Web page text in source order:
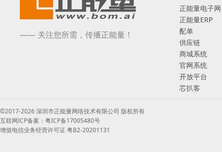
—— 关注您所需，传播正能量！
正能量电子网
正能量ERP
配单
供应链
商城系统
官网系统
开放平台
芯扒客
©2017-2026 深圳市正能量网络技术有限公司 版权所有
互联网ICP备案：粤ICP备17005480号
增值电信业务经营许可证 粤B2-20201131